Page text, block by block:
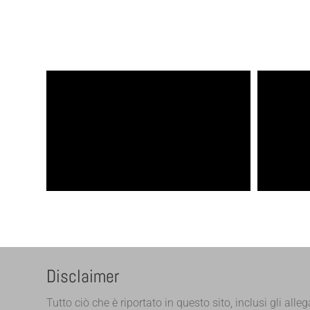
Disclaimer
Tutto ciò che è riportato in questo sito, inclusi gli